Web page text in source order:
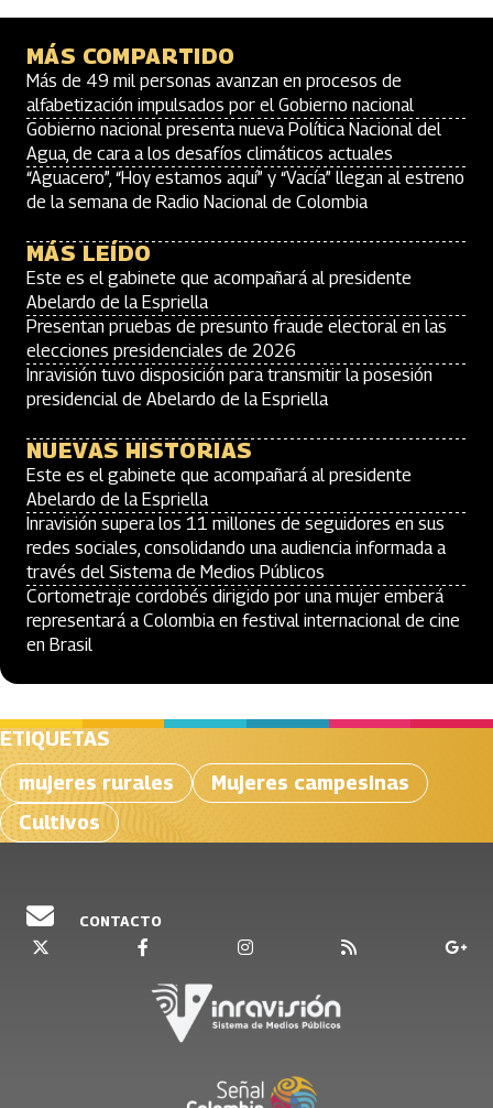
MÁS COMPARTIDO
Más de 49 mil personas avanzan en procesos de
alfabetización impulsados por el Gobierno nacional
Gobierno nacional presenta nueva Política Nacional del
Agua, de cara a los desafíos climáticos actuales
“Aguacero”, “Hoy estamos aquí” y “Vacía” llegan al estreno
de la semana de Radio Nacional de Colombia
MÁS LEÍDO
Este es el gabinete que acompañará al presidente
Abelardo de la Espriella
Presentan pruebas de presunto fraude electoral en las
elecciones presidenciales de 2026
Inravisión tuvo disposición para transmitir la posesión
presidencial de Abelardo de la Espriella
NUEVAS HISTORIAS
Este es el gabinete que acompañará al presidente
Abelardo de la Espriella
Inravisión supera los 11 millones de seguidores en sus
redes sociales, consolidando una audiencia informada a
través del Sistema de Medios Públicos
Cortometraje cordobés dirigido por una mujer emberá
representará a Colombia en festival internacional de cine
en Brasil
ETIQUETAS
mujeres rurales
Mujeres campesinas
Cultivos
CONTACTO